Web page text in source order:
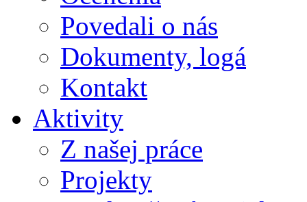
Povedali o nás
Dokumenty, logá
Kontakt
Aktivity
Z našej práce
Projekty